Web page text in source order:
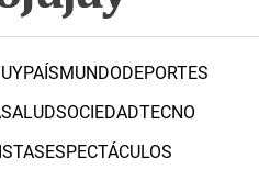
PAÍSMUNDODEPORTES
SALUDSOCIEDADTECNO
ESPECTÁCULOS